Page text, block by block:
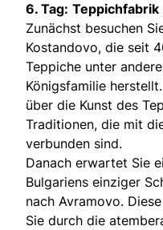
6. Tag: Teppichfabrik
Zunächst besuchen
Kostandovo, die seit
Teppiche unter
Königsfamilie
über die Kunst des
Traditionen, die mit
verbunden sind.
Danach erwartet Sie
Bulgariens einziger
nach Avramovo.
Sie durch die